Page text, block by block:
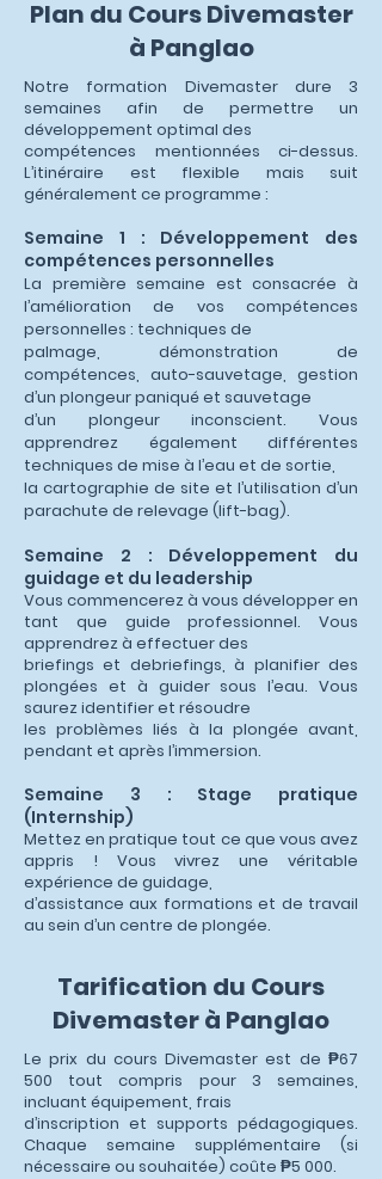
Plan du Cours Divemaster
à Panglao
Notre formation Divemaster dure 3
semaines afin de permettre un
développement optimal des
compétences mentionnées ci-dessus.
L’itinéraire est flexible mais suit
généralement ce programme :
Semaine 1 : Développement des
compétences personnelles
La première semaine est consacrée à
l’amélioration de vos compétences
personnelles : techniques de
palmage, démonstration de
compétences, auto-sauvetage, gestion
d’un plongeur paniqué et sauvetage
d’un plongeur inconscient. Vous
apprendrez également différentes
techniques de mise à l’eau et de sortie,
la cartographie de site et l’utilisation d’un
parachute de relevage (lift-bag).
Semaine 2 : Développement du
guidage et du leadership
Vous commencerez à vous développer en
tant que guide professionnel. Vous
apprendrez à effectuer des
briefings et debriefings, à planifier des
plongées et à guider sous l’eau. Vous
saurez identifier et résoudre
les problèmes liés à la plongée avant,
pendant et après l’immersion.
Semaine 3 : Stage pratique
(Internship)
Mettez en pratique tout ce que vous avez
appris ! Vous vivrez une véritable
expérience de guidage,
d’assistance aux formations et de travail
au sein d’un centre de plongée.
Tarification du Cours
Divemaster à Panglao
Le prix du cours Divemaster est de ₱67
500 tout compris pour 3 semaines,
incluant équipement, frais
d’inscription et supports pédagogiques.
Chaque semaine supplémentaire (si
nécessaire ou souhaitée) coûte ₱5 000.